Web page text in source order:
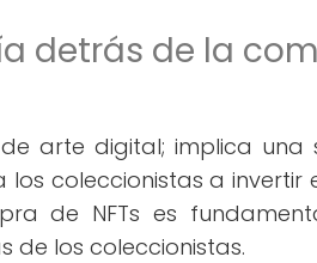
detrás de la
arte digital; implica una
coleccionistas a invertir
de NFTs es
de los coleccionistas.